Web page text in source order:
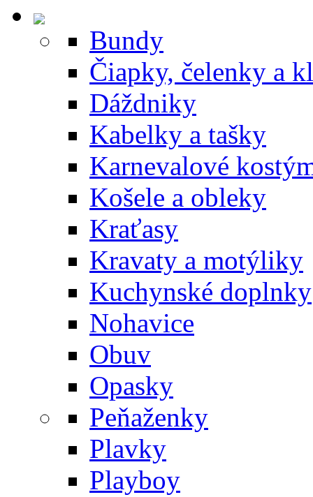
Bundy
Čiapky, čelenky a
Dáždniky
Kabelky a tašky
Karnevalové
Košele a obleky
Kraťasy
Kravaty a motýliky
Kuchynské doplnky
Nohavice
Obuv
Opasky
Peňaženky
Plavky
Playboy